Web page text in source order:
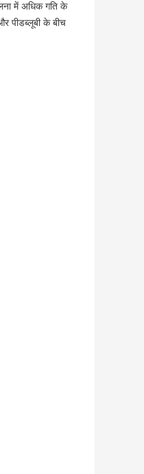
में अधिक गति के
पीडब्लूबी के बीच